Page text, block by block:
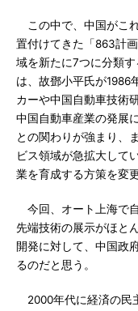
この中で、中国がこ
置付けてきた「863計
域を新たに7つに分類
は、故鄧小平氏が1986
カーや中国自動車技術
中国自動車産業の発展
との関わりが強まり、
ビス領域が急拡大して
業を育成する方策を変
今回、オート上海で
先端技術の展示がほと
開発に対して、中国政
るのだと思う。
2000年代に経済の民